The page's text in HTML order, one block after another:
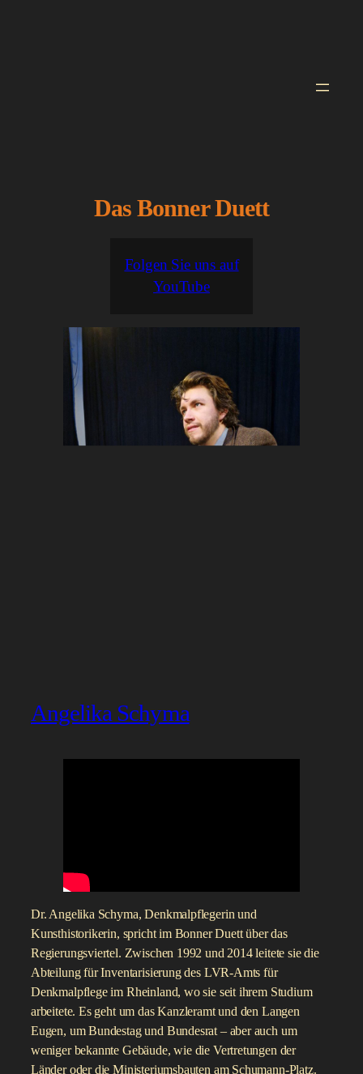
Das Bonner Duett
Folgen Sie uns auf
YouTube
Angelika Schyma
Dr. Angelika Schyma, Denkmalpflegerin und
Kunsthistorikerin, spricht im Bonner Duett über das
Regierungsviertel. Zwischen 1992 und 2014 leitete sie die
Abteilung für Inventarisierung des LVR-Amts für
Denkmalpflege im Rheinland, wo sie seit ihrem Studium
arbeitete. Es geht um das Kanzleramt und den Langen
Eugen, um Bundestag und Bundesrat – aber auch um
weniger bekannte Gebäude, wie die Vertretungen der
Länder oder die Ministeriumsbauten am Schumann-Platz.